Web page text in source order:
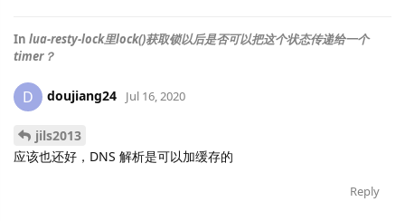
In lua-resty-lock里lock()获取锁以后是否可以把这个状态传递给一个
timer？
D doujiang24 Jul 16, 2020
jils2013
应该也还好，DNS 解析是可以加缓存的
Reply